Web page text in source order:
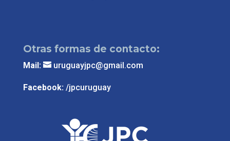
Otras formas de contacto:
Mail: uruguayjpc@gmail.com
Facebook: /jpcuruguay